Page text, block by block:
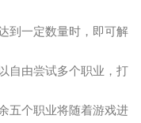
到一定数量时，即可解
自由尝试多个职业，打
五个职业将随着游戏进